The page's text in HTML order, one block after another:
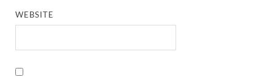
WEBSITE